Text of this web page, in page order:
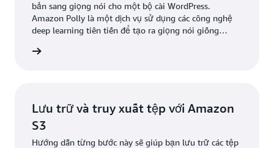
bản sang giọng nói cho một bộ cài WordPress.
Amazon Polly là một dịch vụ sử dụng các công nghệ
deep learning tiên tiến để tạo ra giọng nói giống
có thể nói chuyện và xây dựng các danh mục sản
Lưu trữ và truy xuất tệp với Amazon
S3
Hướng dẫn từng bước này sẽ giúp bạn lưu trữ các tệp